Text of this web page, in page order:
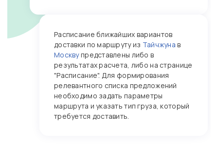
Расписание ближайших вариантов
доставки по маршруту из Тайчжуна в
Москвупредставлены либо в
результатах расчета, либо на странице
"Расписание". Для формирования
релевантного списка предложений
необходимо задать параметры
маршрута и указать тип груза, который
требуется доставить.